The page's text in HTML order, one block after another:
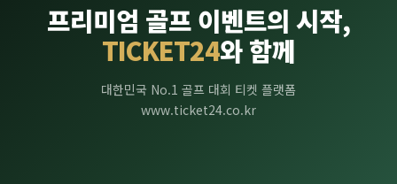
프리미엄 골프 이벤트의 시작,
TICKET24와 함께
대한민국 No.1 골프 대회 티켓 플랫폼
www.ticket24.co.kr